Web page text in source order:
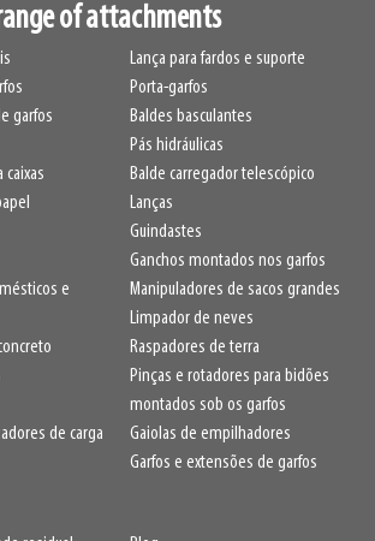
of attachments
garfos
caixas
e
de carga
Lança para fardos e suporte
Porta-garfos
Baldes basculantes
Pás hidráulicas
Balde carregador telescópico
Lanças
Guindastes
Ganchos montados nos garfos
Manipuladores de sacos grandes
Limpador de neves
Raspadores de terra
Pinças e rotadores para bidões
montados sob os garfos
Gaiolas de empilhadores
Garfos e extensões de garfos